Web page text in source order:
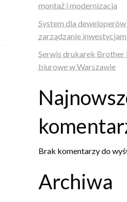
montaż i modernizacja
System dla
zarządzanie
Serwis drukarek
biurowe w Warszawie
Brak komentarzy do
Archiwa